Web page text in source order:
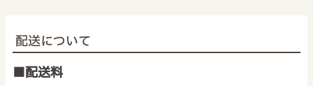
配送について
■配送料